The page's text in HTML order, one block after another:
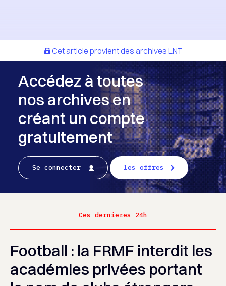
Cet article provient des archives LNT
Accédez à toutes
nos archives en
créant un compte
gratuitement
Se connecter les offres
Ces dernieres 24h
Football : la FRMF interdit les
académies privées portant